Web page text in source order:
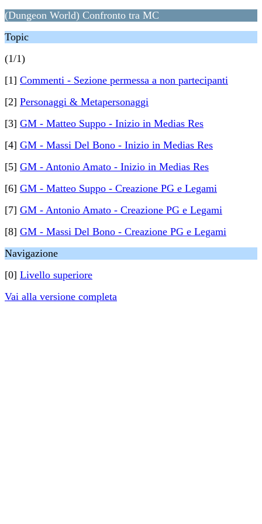
(Dungeon World) Confronto tra MC
Topic
(1/1)
[1] Commenti - Sezione permessa a non partecipanti
[2] Personaggi & Metapersonaggi
[3] GM - Matteo Suppo - Inizio in Medias Res
[4] GM - Massi Del Bono - Inizio in Medias Res
[5] GM - Antonio Amato - Inizio in Medias Res
[6] GM - Matteo Suppo - Creazione PG e Legami
[7] GM - Antonio Amato - Creazione PG e Legami
[8] GM - Massi Del Bono - Creazione PG e Legami
Navigazione
[0] Livello superiore
Vai alla versione completa